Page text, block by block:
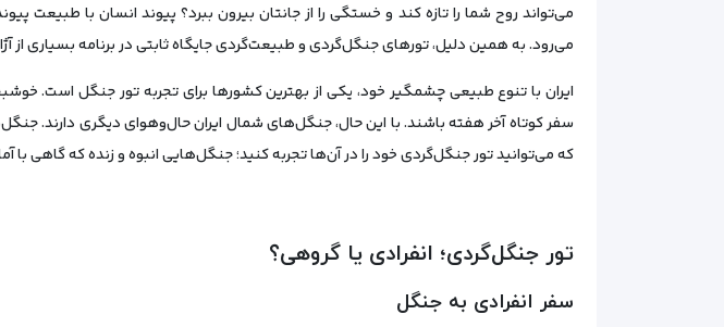
می‌تواند روح شما را تازه کند و خستگی را از جانتان بیرون ببرد؟ پیوند انسان با
می‌رود. به همین دلیل، تورهای جنگل‌گردی و طبیعت‌گردی جایگاه ثابتی در برنامه بسیاری از
ایران با تنوع طبیعی چشمگیر خود، یکی از بهترین کشورها برای تجربه تور جنگل است.
سفر کوتاه آخر هفته باشند. با این حال، جنگل‌های شمال ایران حال‌وهوای دیگری دارند.
که می‌توانید تور جنگل‌گردی خود را در آن‌ها تجربه کنید؛ جنگل‌هایی انبوه و زنده که گاهی با
تور جنگل‌گردی؛ انفرادی یا گروهی؟
سفر انفرادی به جنگل